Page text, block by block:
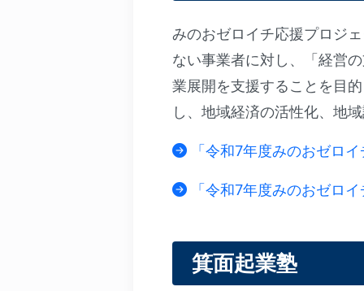
みのおゼロイチ応援プロジ
ない事業者に対し、「経営
業展開を支援することを目
し、地域経済の活性化、地
「令和7年度みのおゼロ
「令和7年度みのおゼロ
箕面起業塾